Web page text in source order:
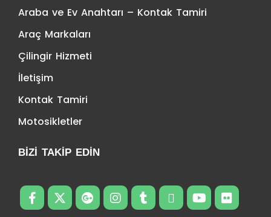
Araba ve Ev Anahtarı – Kontak Tamiri
Araç Markaları
Çilingir Hizmeti
İletişim
Kontak Tamiri
Motosikletler
BIZI TAKIP EDIN